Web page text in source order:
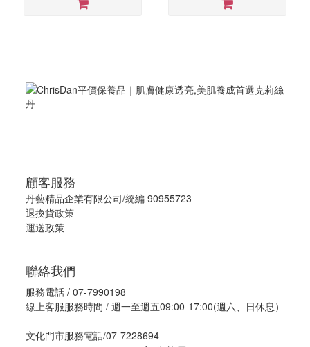
顧客服務
丹藝精品企業有限公司/統編 90955723
退換貨政策
運送政策
聯絡我們
服務電話 / 07-7990198
線上客服服務時間 / 週一至週五09:00-17:00(週六、日休息）
文化門市服務電話/07-7228694